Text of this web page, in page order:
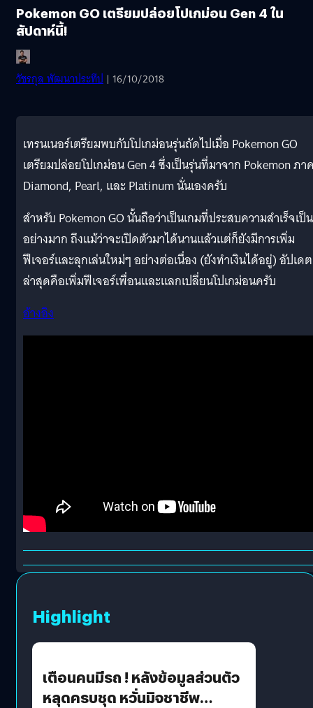
Pokemon GO เตรียมปล่อยโปเกม่อน Gen 4 ใน
สัปดาห์นี้!
วัชรกุล พัฒนาประทีป | 16/10/2018
เทรนเนอร์เตรียมพบกับโปเกม่อนรุ่นถัดไปเมื่อ Pokemon GO
เตรียมปล่อยโปเกม่อน Gen 4 ซึ่งเป็นรุ่นที่มาจาก Pokemon ภา
Diamond, Pearl, และ Platinum นั่นเองครับ
สำหรับ Pokemon GO นั้นถือว่าเป็นเกมที่ประสบความสำเร็จเป็น
อย่างมาก ถึงแม้ว่าจะเปิดตัวมาได้นานแล้วแต่ก็ยังมีการเพิ่ม
ฟีเจอร์และลุกเล่นใหม่ๆ อย่างต่อเนื่อง (ยังทำเงินได้อยู่) อัปเดต
ล่าสุดคือเพิ่มฟีเจอร์เพื่อนและแลกเปลี่ยนโปเกม่อนครับ
อ้างอิง
Highlight
เตือนคนมีรถ ! หลังข้อมูลส่วนตัว
หลุดครบชุด หวั่นมิจชาชีพ